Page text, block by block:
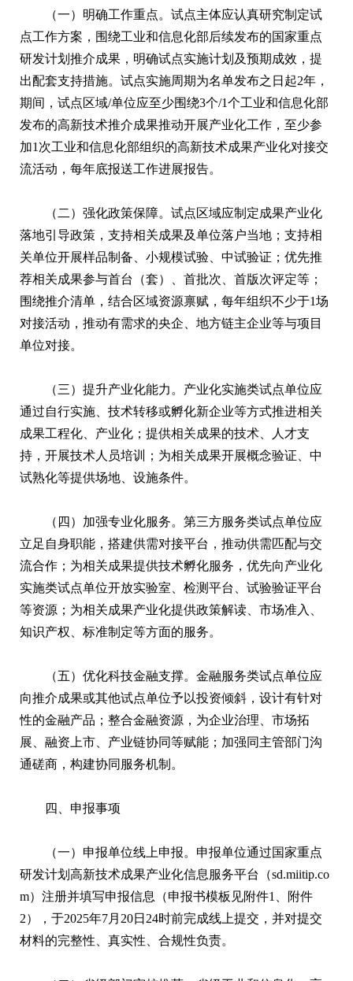
（一）明确工作重点。试点主体应认真研究制定试
点工作方案，围绕工业和信息化部后续发布的国家重点
研发计划推介成果，明确试点实施计划及预期成效，提
出配套支持措施。试点实施周期为名单发布之日起2年，
期间，试点区域/单位应至少围绕3个/1个工业和信息化部
发布的高新技术推介成果推动开展产业化工作，至少参
加1次工业和信息化部组织的高新技术成果产业化对接交
流活动，每年底报送工作进展报告。
（二）强化政策保障。试点区域应制定成果产业化
落地引导政策，支持相关成果及单位落户当地；支持相
关单位开展样品制备、小规模试验、中试验证；优先推
荐相关成果参与首台（套）、首批次、首版次评定等；
围绕推介清单，结合区域资源禀赋，每年组织不少于1场
对接活动，推动有需求的央企、地方链主企业等与项目
单位对接。
（三）提升产业化能力。产业化实施类试点单位应
通过自行实施、技术转移或孵化新企业等方式推进相关
成果工程化、产业化；提供相关成果的技术、人才支
持，开展技术人员培训；为相关成果开展概念验证、中
试熟化等提供场地、设施条件。
（四）加强专业化服务。第三方服务类试点单位应
立足自身职能，搭建供需对接平台，推动供需匹配与交
流合作；为相关成果提供技术孵化服务，优先向产业化
实施类试点单位开放实验室、检测平台、试验验证平台
等资源；为相关成果产业化提供政策解读、市场准入、
知识产权、标准制定等方面的服务。
（五）优化科技金融支撑。金融服务类试点单位应
向推介成果或其他试点单位予以投资倾斜，设计有针对
性的金融产品；整合金融资源，为企业治理、市场拓
展、融资上市、产业链协同等赋能；加强同主管部门沟
通磋商，构建协同服务机制。
四、申报事项
（一）申报单位线上申报。申报单位通过国家重点
研发计划高新技术成果产业化信息服务平台（sd.miitip.co
m）注册并填写申报信息（申报书模板见附件1、附件
2），于2025年7月20日24时前完成线上提交，并对提交
材料的完整性、真实性、合规性负责。